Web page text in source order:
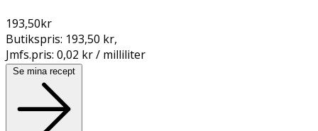
193,50kr
Butikspris: 193,50 kr,
Jmfs.pris: 0,02 kr / milliliter
Se mina recept